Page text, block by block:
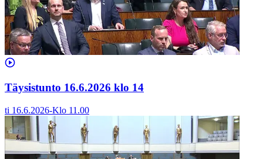
Täysistunto 16.6.2026 klo 14
ti 16.6.2026-Klo 11.00